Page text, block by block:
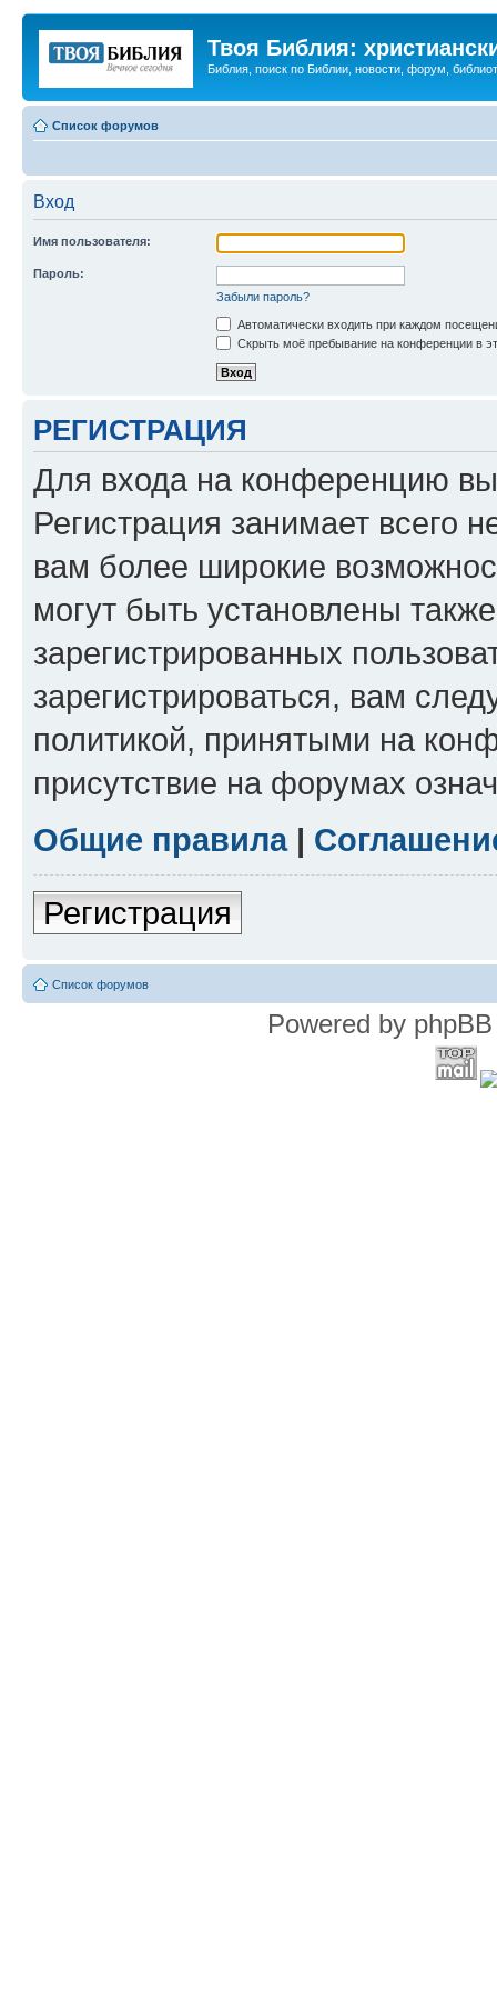
Твоя Библия:
Библия, поиск по Библии, новости, форум,
Список форумов
Вход
Имя пользователя:
Пароль:
Забыли пароль?
Автоматически входить при каждом
Скрыть моё пребывание на конференции в
РЕГИСТРАЦИЯ
Для входа на конференцию
Регистрация занимает всего
вам более широкие
могут быть установлены
зарегистрированных
зарегистрироваться, вам
политикой, принятыми на
присутствие на форумах
Общие правила|
Регистрация
Список форумов
Powered by